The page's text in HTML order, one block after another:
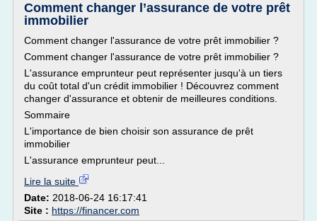
Comment changer l’assurance de votre prêt
immobilier
Comment changer l'assurance de votre prêt immobilier ?
Comment changer l'assurance de votre prêt immobilier ?
L'assurance emprunteur peut représenter jusqu'à un tiers
du coût total d'un crédit immobilier ! Découvrez comment
changer d'assurance et obtenir de meilleures conditions.
Sommaire
L'importance de bien choisir son assurance de prêt
immobilier
L'assurance emprunteur peut...
Lire la suite
Date: 2018-06-24 16:17:41
Site : https://financer.com